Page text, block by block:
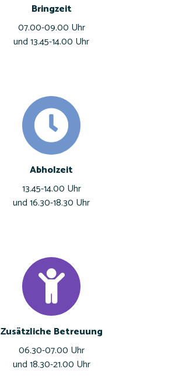
Bringzeit
07.00-09.00 Uhr
und 13.45-14.00 Uhr
Abholzeit
13.45-14.00 Uhr
und 16.30-18.30 Uhr
Zusätzliche Betreuung
06.30-07.00 Uhr
und 18.30-21.00 Uhr